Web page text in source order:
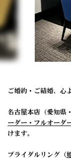
ご婚約・ご結婚、心
名古屋本店（愛知県
ーダー・フルオーダ
けます。
ブライダルリング（